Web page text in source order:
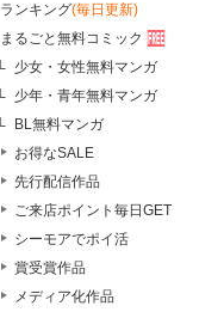
ランキング(毎日更新)
まるごと無料コミック
少女・女性無料マンガ
少年・青年無料マンガ
BL無料マンガ
お得なSALE
先行配信作品
ご来店ポイント毎日GET
シーモアでポイ活
賞受賞作品
メディア化作品